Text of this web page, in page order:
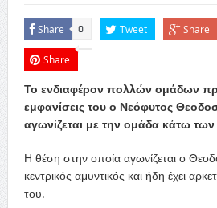
Share 0 Tweet Share
Share
Το ενδιαφέρον πολλών ομάδων
εμφανίσεις του ο Νεόφυτος
αγωνίζεται με την ομάδα κάτω
Η θέση στην οποία αγωνίζεται ο
κεντρικός αμυντικός και ήδη έχει
του.